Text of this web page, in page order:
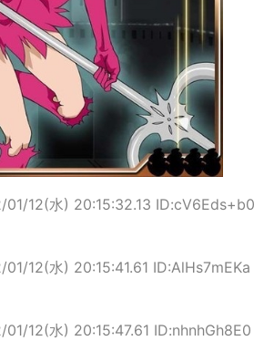
01/12(水) 20:15:32.13 ID:cV6Eds+b0
12(水) 20:15:41.61 ID:AlHs7mEKa
12(水) 20:15:47.61 ID:nhnhGh8E0